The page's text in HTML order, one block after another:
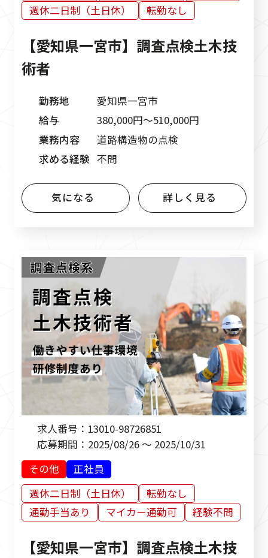
週休二日制（土日休） 転勤なし
【愛知県一宮市】調査点検土木技
術者
勤務地
愛知県一宮市
給与
380,000円〜510,000円
業務内容
道路構造物の点検
求める経験 不問
気になる 詳しく見る
求人番号： 13010-98726851
応募期間： 2025/08/26 ～ 2025/10/31
その他
正社員
週休二日制（土日休）
転勤なし
通勤手当あり
マイカー通勤可 経験不問
【愛知県一宮市】調査点検土木技